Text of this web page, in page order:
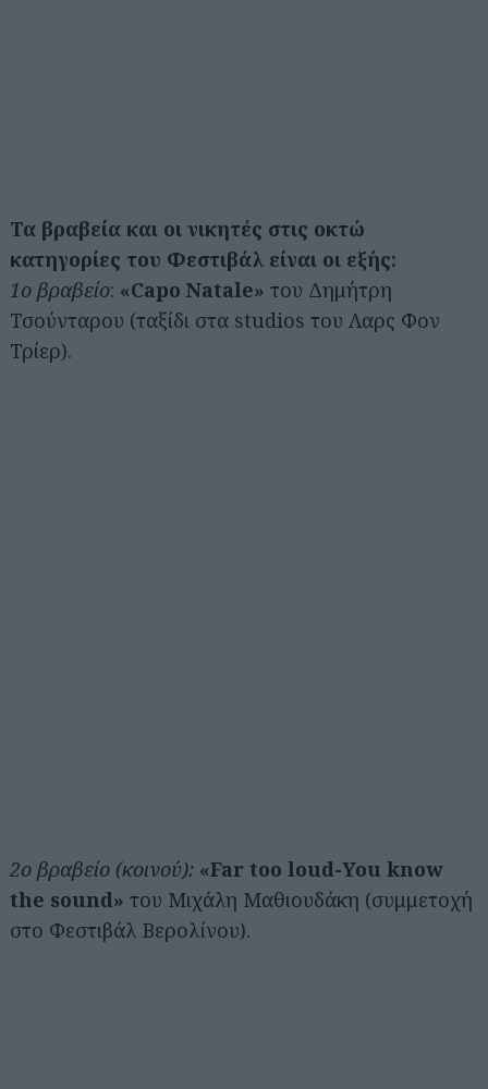
Τα βραβεία και οι νικητές στις οκτώ
κατηγορίες του Φεστιβάλ είναι οι εξής:
1ο βραβείο: «Capo Natale» του Δημήτρη
Τσούνταρου (ταξίδι στα studios του Λαρς Φον
Τρίερ).
2ο βραβείο (κοινού): «Far too loud-You know
the sound» του Μιχάλη Μαθιουδάκη (συμμετοχή
στο Φεστιβάλ Βερολίνου).